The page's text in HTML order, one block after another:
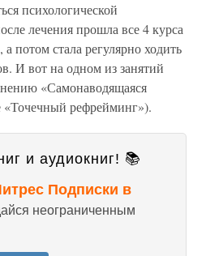
психологической
лечения прошла все 4 курса
потом стала регулярно ходить
И вот на одном из занятий
«Самонаводящаяся
«Точечный рефрейминг»).
и аудиокниг! 📚
Подписки в
неограниченным